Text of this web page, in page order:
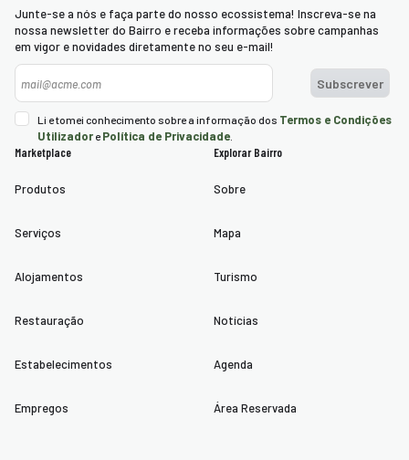
Junte-se a nós e faça parte do nosso ecossistema! Inscreva-se na
nossa newsletter do Bairro e receba informações sobre campanhas
em vigor e novidades diretamente no seu e-mail!
Subscrever
Li e tomei conhecimento sobre a informação dos Termos e Condições
Utilizador ePolítica de Privacidade
Marketplace
Produtos
Serviços
Alojamentos
Restauração
Estabelecimentos
Empregos
Explorar Bairro
Sobre
Mapa
Turismo
Notícias
Agenda
Área Reservada